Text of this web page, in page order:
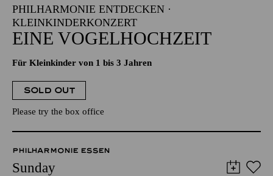
PHILHARMONIE ENTDECKEN ·
KLEINKINDERKONZERT
EINE VOGELHOCHZEIT
Für Kleinkinder von 1 bis 3 Jahren
SOLD OUT
Please try the box office
PHILHARMONIE ESSEN
Sunday